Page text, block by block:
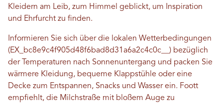
Kleidern am Leib, zum Himmel geblickt, um Inspiration
und Ehrfurcht zu finden.
Informieren Sie sich über die lokalen Wetterbedingungen
(EX_bc8e9c4f905d48f6bad8d31a6a2c4c0c__) bezüglich
der Temperaturen nach Sonnenuntergang und packen Sie
wärmere Kleidung, bequeme Klappstühle oder eine
Decke zum Entspannen, Snacks und Wasser ein. Foott
empfiehlt, die Milchstraße mit bloßem Auge zu